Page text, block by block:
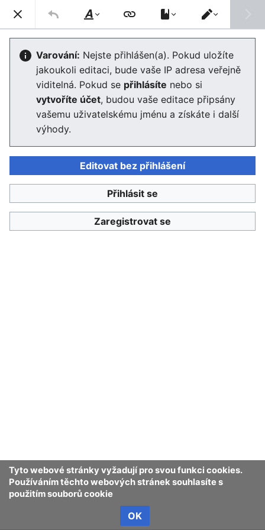
Enviwiki
Kategorie:Lidé
Editor se nyní načte. Pokud tuto zprávu stále vidíte po
několika sekundách, prosím obnovte stránku .
Tyto webové stránky vyžadují pro svou funkci cookies.
Používáním těchto webových stránek souhlasíte s
použitím souborů cookie
OK
Enviwiki
Styl
textu
Přepnout
editor
Varování: Nejste přihlášen(a). Pokud uložíte
jakoukoli editaci, bude vaše IP adresa veřejně
viditelná. Pokud se přihlásíte nebo si
vytvoříte účet, budou vaše editace připsány
vašemu uživatelskému jménu a získáte i další
výhody.
Editovat bez přihlášení
Přihlásit se
Zaregistrovat se